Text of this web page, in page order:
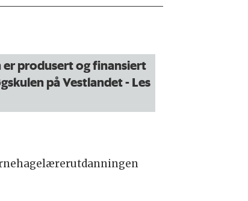
er produsert og finansiert
på Vestlandet- Les